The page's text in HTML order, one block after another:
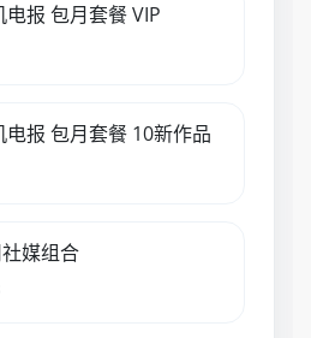
报 包月套餐 VIP
报 包月套餐 10新作品
媒组合